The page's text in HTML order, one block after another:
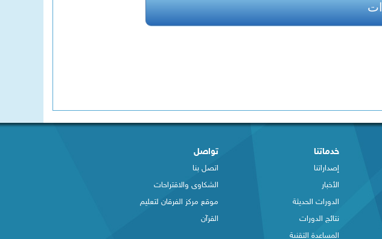
تواصل
اتصل بنا
الشكاوى والاقتراحات
​موقع مركز الفرقان لتعليم
القرآن
خدماتنا
إصداراتنا
الأخبار
الدورات الحديثة
نتائج الدورات
المساعدة التقنية